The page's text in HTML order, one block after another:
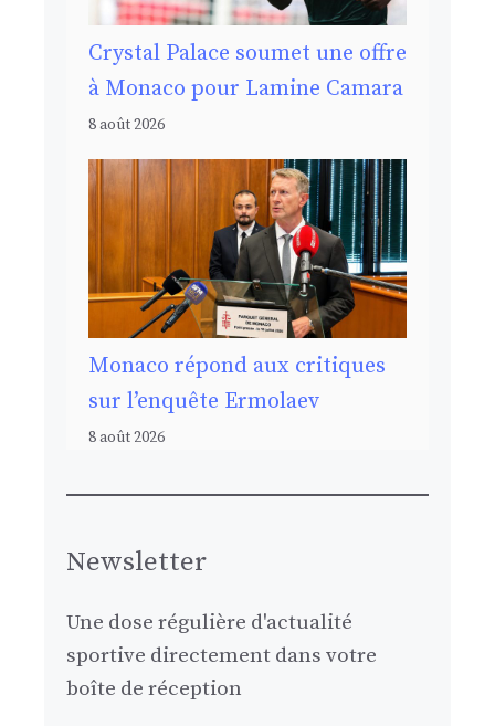
Crystal Palace soumet une offre
à Monaco pour Lamine Camara
8 août 2026
Monaco répond aux critiques
sur l’enquête Ermolaev
8 août 2026
Newsletter
Une dose régulière d'actualité
sportive directement dans votre
boîte de réception